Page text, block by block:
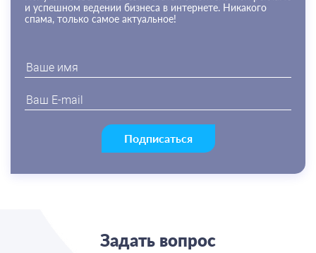
и успешном ведении бизнеса в интернете. Никакого
спама, только самое актуальное!
Подписаться
Задать вопрос